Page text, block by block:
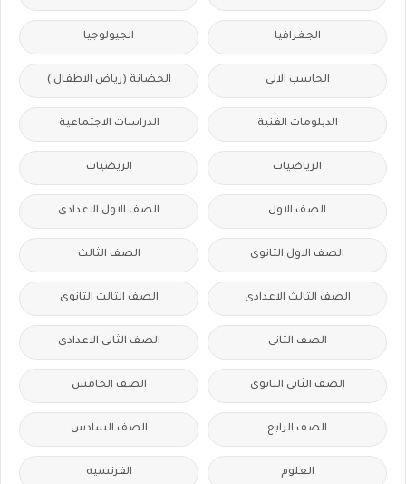
الجغرافيا الجيولوجيا
الحاسب الالى الحضانة (رياض الاطفال )
الدبلومات الفنية الدراسات الاجتماعية
الرياضيات الريضيات
الصف الاول الصف الاول الاعدادى
الصف الاول الثانوى الصف الثالث
الصف الثالث الاعدادى الصف الثالث الثانوى
الصف الثانى الصف الثانى الاعدادى
الصف الثانى الثانوى الصف الخامس
الصف الرابع الصف السادس
العلوم الفرنسيه